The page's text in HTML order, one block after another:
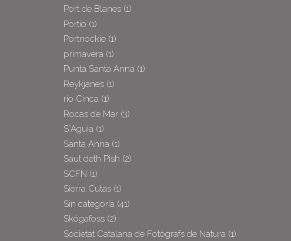
Port de Blanes (1)
Portio (1)
Portnockie (1)
primavera (1)
Punta Santa Anna (1)
Reykjanes (1)
río Cinca (1)
Rocas de Mar (3)
S´Aguia (1)
Santa Anna (1)
Saut deth Pish (2)
SCFN (1)
Sierra Cutas (1)
Sin categoría (41)
Skógafoss (2)
Societat Catalana de Fotògrafs de Natura (1)